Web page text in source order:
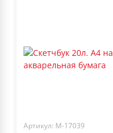
Артикул: M-17039